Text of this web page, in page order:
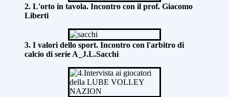
2. L'orto in tavola. Incontro con il prof. Giacomo
Liberti
3. I valori dello sport. Incontro con l'arbitro di
calcio di serie A_J.L.Sacchi